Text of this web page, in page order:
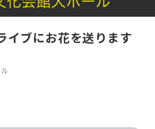
イブにお花を送ります